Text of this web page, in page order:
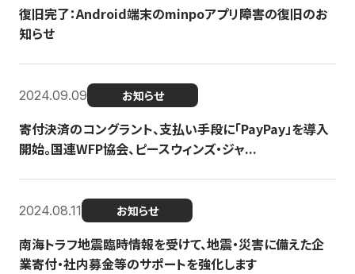
復旧完了：Android端末のminpoアプリ障害の復旧のお
知らせ
2024.09.09 お知らせ
寄付決済のコングラント、支払い手段に「PayPay」を導入
開始。国連WFP協会、ピースウィンズ・ジャ...
2024.08.11 お知らせ
南海トラフ地震臨時情報を受けて、地震・災害に備えた企
業寄付・社内募金等のサポートを強化します